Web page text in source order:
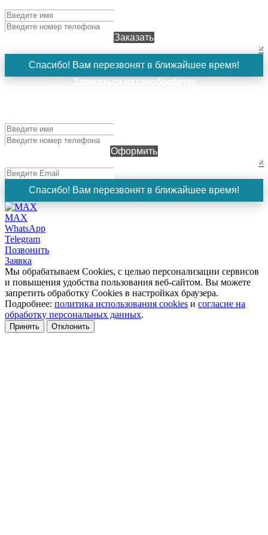
Заказать
×
Спасибо! Вам перезвонят в ближайшее время!
Записаться на санобработку
Оформить
×
Спасибо! Вам перезвонят в ближайшее время!
MAX
WhatsApp
Telegram
Позвонить
Заявка
Мы обрабатываем Cookies, с целью персонализации сервисов
и повышения удобства пользования веб-сайтом. Вы можете
запретить обработку Cookies в настройках браузера.
Подробнее: политика использования cookies и согласие на
обработку персональных данных.
Принять Отклонить